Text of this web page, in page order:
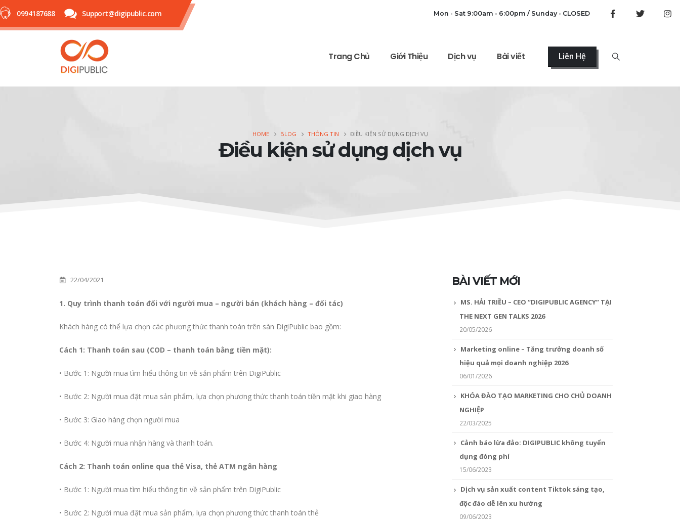
0994187688 Support@digipublic.com Mon - Sat 9:00am - 6:00pm / Sunday - CLOSED
Trang Chủ Giới Thiệu Dịch vụ Bài viết Liên Hệ
HOME BLOG THÔNG TIN ĐIỀU KIỆN SỬ DỤNG DỊCH VỤ
Điều kiện sử dụng dịch vụ
22/04/2021
1. Quy trình thanh toán đối với người mua – người bán (khách hàng – đối tác)
Khách hàng có thể lựa chọn các phương thức thanh toán trên sàn DigiPublic bao gồm:
Cách 1: Thanh toán sau (COD – thanh toán bằng tiền mặt):
• Bước 1: Người mua tìm hiểu thông tin về sản phẩm trên DigiPublic
• Bước 2: Người mua đặt mua sản phẩm, lựa chọn phương thức thanh toán tiền mặt khi giao hàng
• Bước 3: Giao hàng chọn người mua
• Bước 4: Người mua nhận hàng và thanh toán.
Cách 2: Thanh toán online qua thẻ Visa, thẻ ATM ngân hàng
• Bước 1: Người mua tìm hiểu thông tin về sản phẩm trên DigiPublic
• Bước 2: Người mua đặt mua sản phẩm, lựa chọn phương thức thanh toán thẻ
BÀI VIẾT MỚI
MS. HẢI TRIỀU – CEO “DIGIPUBLIC AGENCY” TẠI
THE NEXT GEN TALKS 2026
20/05/2026
Marketing online – Tăng trưởng doanh số
hiệu quả mọi doanh nghiệp 2026
06/01/2026
KHÓA ĐÀO TẠO MARKETING CHO CHỦ DOANH
NGHIỆP
22/03/2025
Cảnh báo lừa đảo: DIGIPUBLIC không tuyển
dụng đóng phí
15/06/2023
Dịch vụ sản xuất content Tiktok sáng tạo,
độc đáo dễ lên xu hướng
09/06/2023